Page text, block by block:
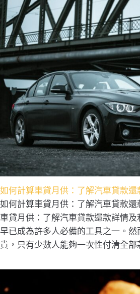
如何計算車貸月供：了解汽車貸款還
如何計算車貸月供：了解汽車貸款
車貸月供：了解汽車貸款還款詳情
早已成為許多人必備的工具之一。
貴，只有少數人能夠一次性付清全